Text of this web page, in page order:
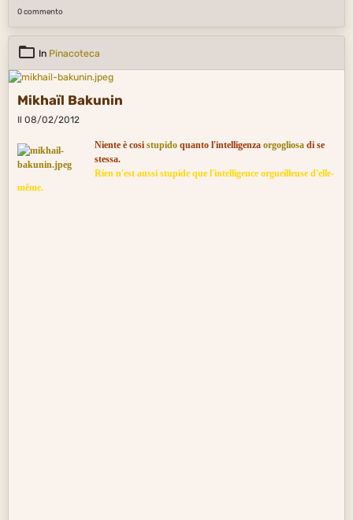
0 commento
In Pinacoteca
Mikhaïl Bakunin
Il 08/02/2012
Niente è cosi stupidoquanto l'intelligenza orgogliosadi se
stessa.
Rien n'est aussi stupide que l'intelligence orgueilleuse d'elle-
même.